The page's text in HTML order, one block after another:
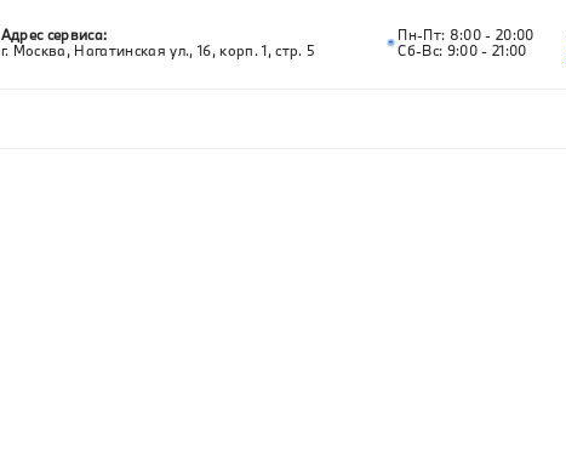
Адрес сервиса:
г. Москва, Нагатинская ул., 16, корп. 1, стр. 5
Пн-Пт: 8:00 - 20:00
Сб-Вс: 9:00 - 21:00